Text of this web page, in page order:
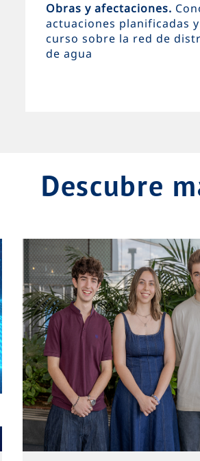
Obras y afectaciones.
actuaciones planificadas
curso sobre la red de
de agua
Descubre